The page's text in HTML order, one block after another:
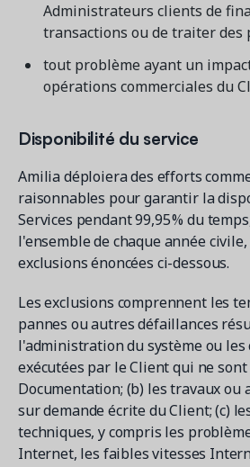
Administrateurs clients de
transactions ou de traiter des
tout problème ayant un
opérations commerciales du
Disponibilité du service
Amilia déploiera des efforts
raisonnables pour garantir la
Services pendant 99,95 % du
l'ensemble de chaque année
exclusions énoncées ci-dessous.
Les exclusions comprennent les
pannes ou autres défaillances
l'administration du système ou les
exécutées par le Client qui ne
Documentation; (b) les travaux ou
sur demande écrite du Client; (c)
techniques, y compris les
Internet, les faibles vitesses